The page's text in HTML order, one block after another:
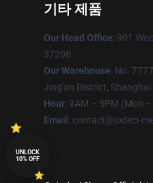
기타 제품
Our Head Office: 901
37206
Our Warehouse: No.
Jing'an District, Shanghai
Hour: 9AM – 5PM (Mon –
Email : contact@jodeci-
UNLOCK
10% OFF